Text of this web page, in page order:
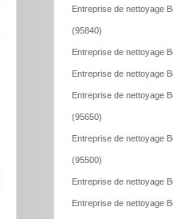
Entreprise de nettoyage
(95840)
Entreprise de nettoyage
Entreprise de nettoyage
Entreprise de nettoyage
(95650)
Entreprise de nettoyage
(95500)
Entreprise de nettoyage
Entreprise de nettoyage